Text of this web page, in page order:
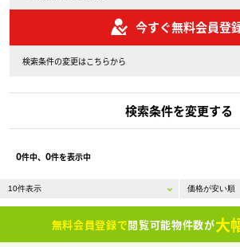
今すぐ無料会員登
検索条件の変更はこちらから
検索条件を変更する
0件中、 0件を表示中
無料会員登録で閲覧可能物件数が大